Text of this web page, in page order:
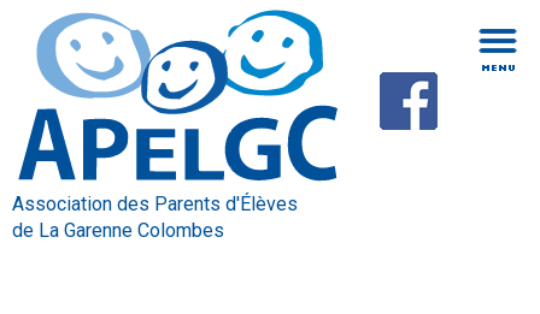
Association des Parents d'Élèves
de La Garenne Colombes